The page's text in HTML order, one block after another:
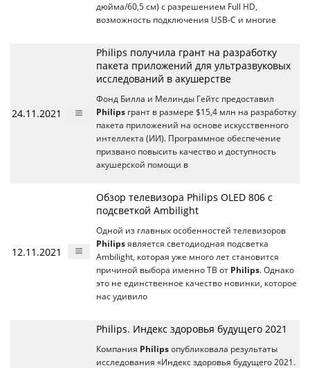
дюйма/60,5 см) с разрешением Full HD,
возможность подключения USB-C и многие
24.11.2021
Philips получила грант на разработку
пакета приложений для ультразвуковых
исследований в акушерстве
Фонд Билла и Мелинды Гейтс предоставил
Philips грант в размере $15,4 млн на разработку
пакета приложений на основе искусственного
интеллекта (ИИ). Программное обеспечение
призвано повысить качество и доступность
акушерской помощи в
12.11.2021
Обзор телевизора Philips OLED 806 с
подсветкой Ambilight
Одной из главных особенностей телевизоров
Philips является светодиодная подсветка
Ambilight, которая уже много лет становится
причиной выбора именно ТВ от Philips. Однако
это не единственное качество новинки, которое
нас удивило
Philips. Индекс здоровья будущего 2021
Компания Philips опубликовала результаты
исследования «Индекс здоровья будущего 2021.